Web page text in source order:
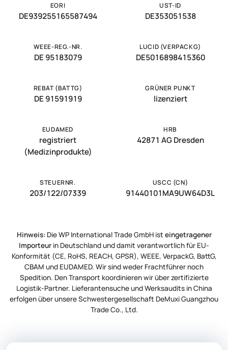
EORI
DE939255165587494
UST-ID
DE353051538
WEEE-REG.-NR.
DE 95183079
LUCID (VERPACKG)
DE5016898415360
REBAT (BATTG)
DE 91591919
GRÜNER PUNKT
lizenziert
EUDAMED
registriert
(Medizinprodukte)
HRB
42871 AG Dresden
STEUERNR.
203/122/07339
USCC (CN)
91440101MA9UW64D3L
Hinweis: Die WP International Trade GmbH ist eingetragener
Importeur in Deutschland und damit verantwortlich für EU-
Konformität (CE, RoHS, REACH, GPSR), WEEE, VerpackG, BattG,
CBAM und EUDAMED. Wir sind weder Frachtführer noch
Spedition. Den Transport koordinieren wir über zertifizierte
Logistik-Partner. Lieferantensuche und Werksaudits in China
erfolgen über unsere Schwestergesellschaft DeMuxi Guangzhou
Trade Co., Ltd.